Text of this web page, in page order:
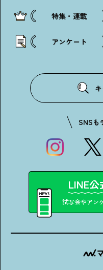
アンケートに
イベン
・マイナビティーンズについて
・個人情報について
・読者プレゼント
・お
・広
特集・連載
アンケート
SNSも
LINE
試写会やアン